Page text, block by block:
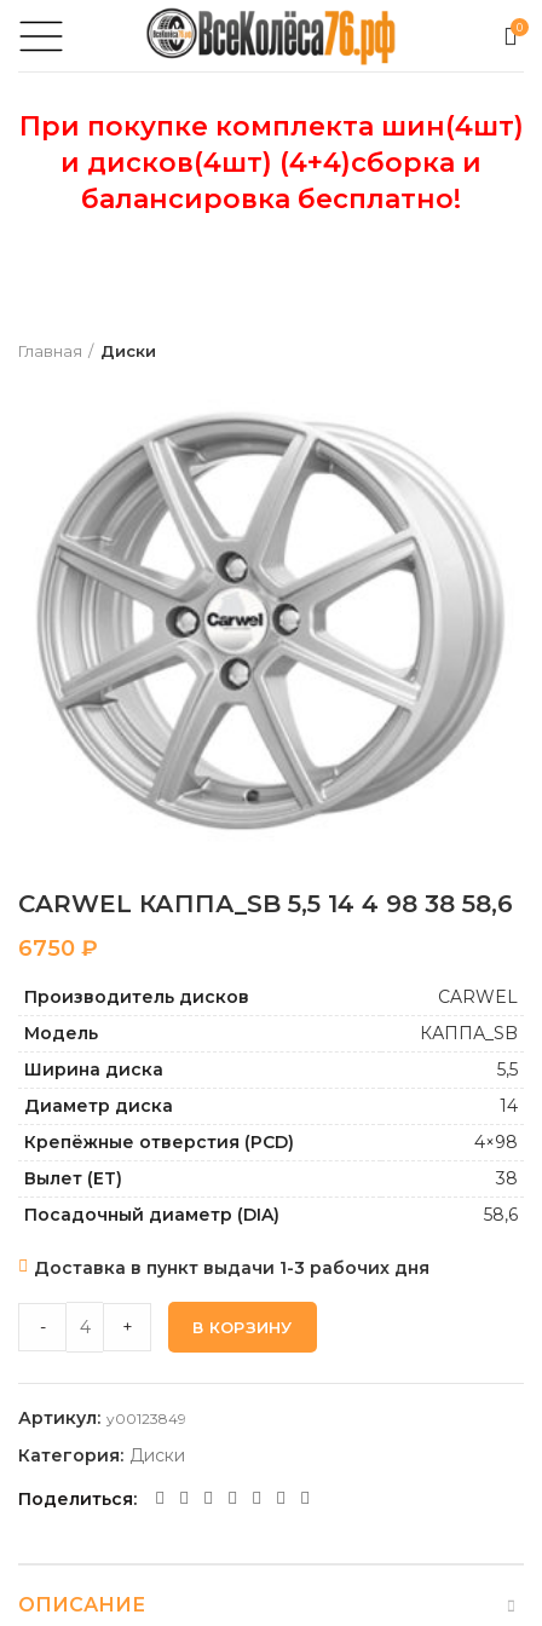
0
При покупке комплекта шин(4шт)
и дисков(4шт) (4+4)сборка и
балансировка бесплатно!
Главная Диски
CARWEL КАППА_SB 5,5 14 4 98 38 58,6
₽
Производитель дисков
CARWEL
Модель
КАППА_SB
Ширина диска
5,5
Диаметр диска
14
Крепёжные отверстия (PCD)
4×98
Вылет (ET)
38
Посадочный диаметр (DIA)
58,6
Доставка в пункт выдачи 1-3 рабочих дня
- + В КОРЗИНУ
Артикул: y00123849
Категория: Диски
Поделиться
ОПИСАНИЕ